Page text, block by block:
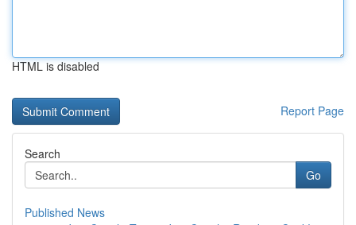
HTML is disabled
Report Page
Search
Go
Published News